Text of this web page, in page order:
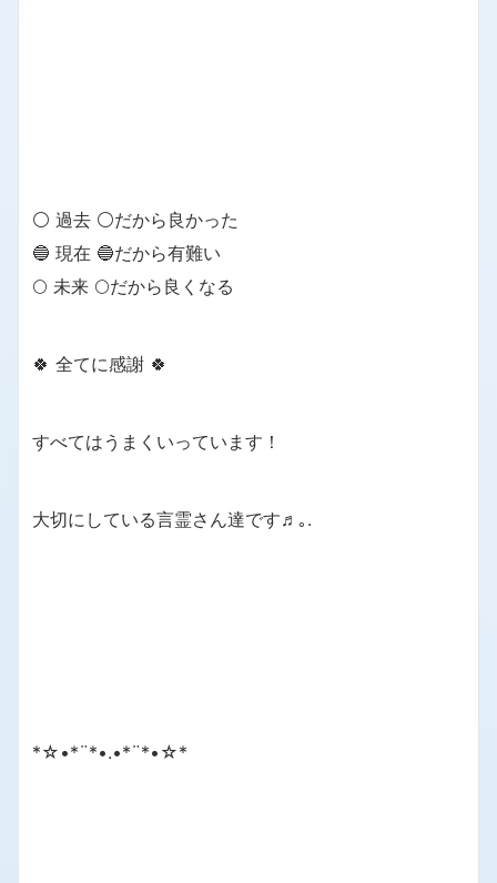
⚪ 過去 ⚪だから良かった
🔵 現在 🔵だから有難い
🌕 未来 🌕だから良くなる
🍀 全てに感謝 🍀
すべてはうまくいっています！
大切にしている言霊さん達です♬｡.
*☆•*¨*•.•*¨*•☆*